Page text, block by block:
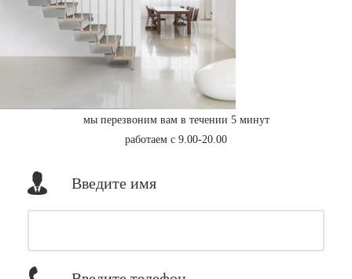
мы перезвоним вам в течении 5 минут
работаем с 9.00-20.00
Введите имя